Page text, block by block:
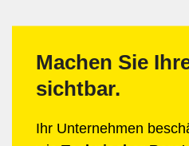
Machen Sie
sichtbar.
Ihr Unternehmen